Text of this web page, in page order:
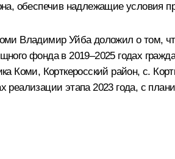
обеспечив надлежащие условия
Владимир Уйба доложил о том,
фонда в 2019–2025 годах
Коми, Корткеросский район, с.
реализации этапа 2023 года, с